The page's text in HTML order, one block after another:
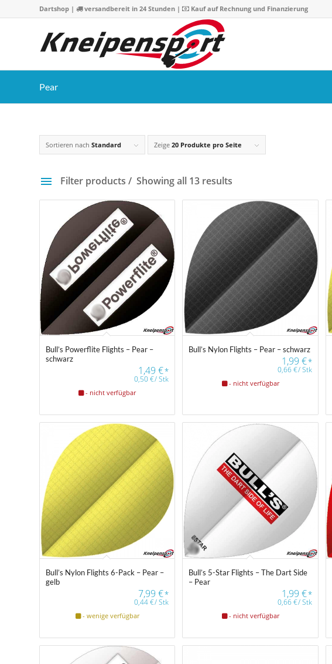
Dartshop | versandbereit in 24 Stunden | Kauf auf Rechnung und Finanzierung
Pear
Sortieren nach Standard Zeige 20 Produkte pro Seite
Filter products Showing all 13 results
8 €
3 5 6
14 g
Farbfilter
Bull’s Powerflite Flights – Pear –
schwarz
1,49€*
0,50€/Stk
- nicht verfügbar
Bull’s Nylon Flights – Pear – schwarz
1,99 €*
0,66€/Stk
- nicht verfügbar
Bull’s Nylon Flights 6-Pack – Pear –
gelb
7,99€*
0,44€/Stk
- wenige verfügbar
Bull’s 5-Star Flights – The Dart Side
– Pear
1,99 €*
0,66€/Stk
- nicht verfügbar